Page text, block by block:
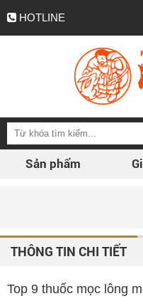
HOTLINE
Sản phẩm
THÔNG TIN CHI TIẾT
Top 9 thuốc mọc lông